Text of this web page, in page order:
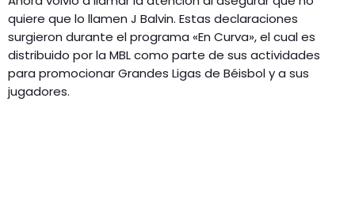
quiere que lo llamen J Balvin. Estas declaraciones
surgieron durante el programa «En Curva», el cual es
distribuido por la MBL como parte de sus actividades
para promocionar Grandes Ligas de Béisbol y a sus
jugadores.